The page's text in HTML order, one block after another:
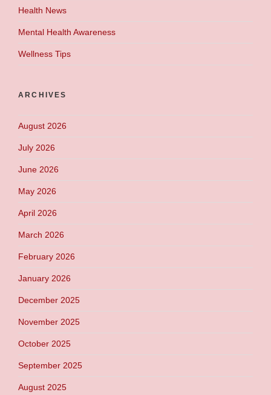
Health News
Mental Health Awareness
Wellness Tips
ARCHIVES
August 2026
July 2026
June 2026
May 2026
April 2026
March 2026
February 2026
January 2026
December 2025
November 2025
October 2025
September 2025
August 2025